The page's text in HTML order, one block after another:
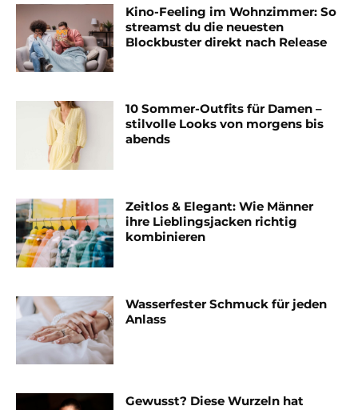
Kino-Feeling im Wohnzimmer: So
streamst du die neuesten
Blockbuster direkt nach Release
10 Sommer-Outfits für Damen –
stilvolle Looks von morgens bis
abends
Zeitlos & Elegant: Wie Männer
ihre Lieblingsjacken richtig
kombinieren
Wasserfester Schmuck für jeden
Anlass
Gewusst? Diese Wurzeln hat